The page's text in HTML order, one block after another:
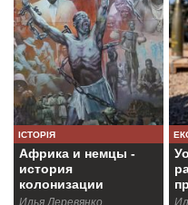
ІСТОРІЯ
Африка и немцы -
история
колонизации
Намибии
Илья Деревянко